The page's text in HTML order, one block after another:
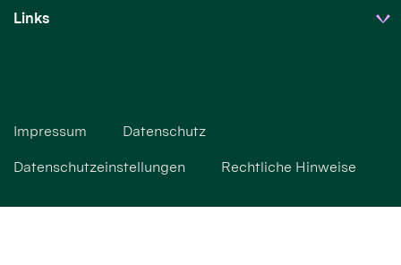
Links
Impressum Datenschutz
Datenschutzeinstellungen Rechtliche Hinweise